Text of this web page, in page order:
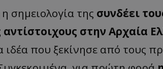
σημειολογία της συνδέει
στην Αρχαία
ιδέα που ξεκίνησε από τους